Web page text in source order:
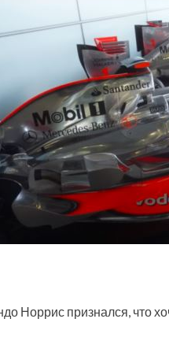
Норрис признался, что